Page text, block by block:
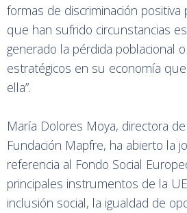
formas de discriminación positiva
que han sufrido circunstancias
generado la pérdida poblacional
estratégicos en su economía
ella”.
María Dolores Moya, directora
Fundación Mapfre, ha abierto la
referencia al Fondo Social
principales instrumentos de la
inclusión social, la igualdad de